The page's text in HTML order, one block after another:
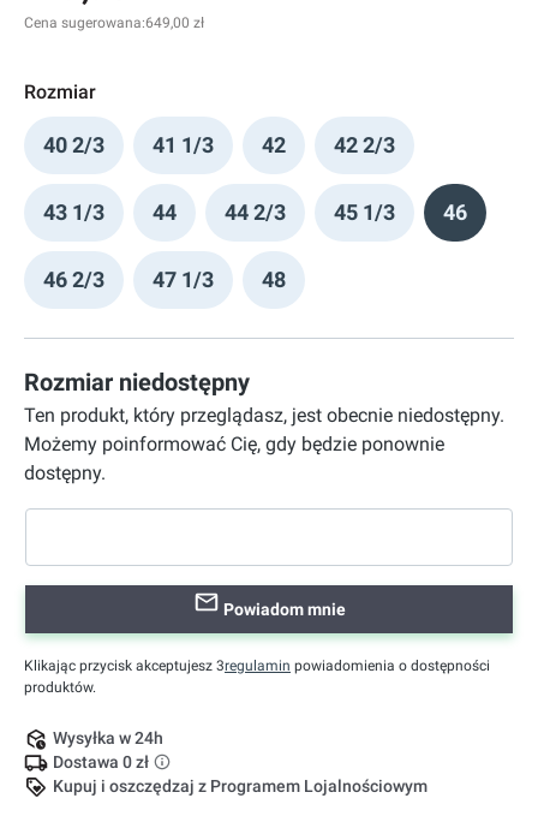
Cena sugerowana:649,00 zł
Rozmiar
40 2/3 41 1/3 42 42 2/3
43 1/3 44 44 2/3 45 1/3 46
46 2/3 47 1/3 48
Rozmiar niedostępny
Ten produkt, który przeglądasz, jest obecnie niedostępny.
Możemy poinformować Cię, gdy będzie ponownie
dostępny.
Powiadom mnie
Klikając przycisk akceptujesz 3regulamin powiadomienia o dostępności
produktów.
Wysyłka w 24h
Dostawa 0 zł
Kupuj i oszczędzaj z Programem Lojalnościowym